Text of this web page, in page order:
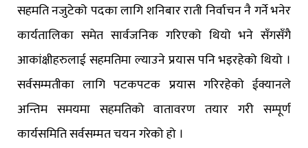
सहमति नजुटेको पदका लागि शनिबार राती निर्वाचन नै गर्ने भनेर
कार्यतालिका समेत सार्वजनिक गरिएको थियो भने सँगसँगै
आकांक्षीहरुलाई सहमतिमा ल्याउने प्रयास पनि भइरहेको थियो ।
सर्वसम्मतीका लागि पटकपटक प्रयास गरिरहेको ईक्यानले
अन्तिम समयमा सहमतिको वातावरण तयार गरी सम्पूर्ण
कार्यसमिति सर्वसम्मत चयन गरेको हो ।